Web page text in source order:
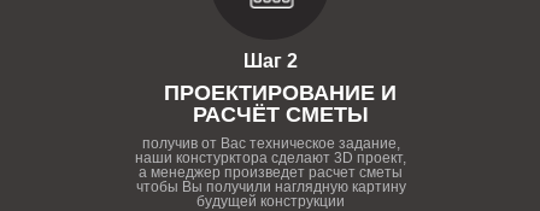
Шаг 2
ПРОЕКТИРОВАНИЕ И
РАСЧЁТ СМЕТЫ
получив от Вас техническое задание,
наши констурктора сделают 3D проект,
а менеджер произведет расчет сметы
чтобы Вы получили наглядную картину
будущей конструкции